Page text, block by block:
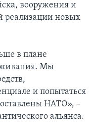
вооружения и
реализации новых
в плане
Мы
и попытаться
НАТО», –
альянса.